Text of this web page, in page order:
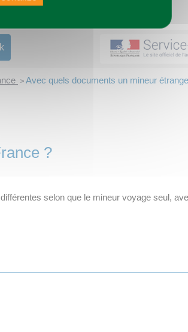
> Avec quels documents un mineur
?
selon que le mineur voyage seul,